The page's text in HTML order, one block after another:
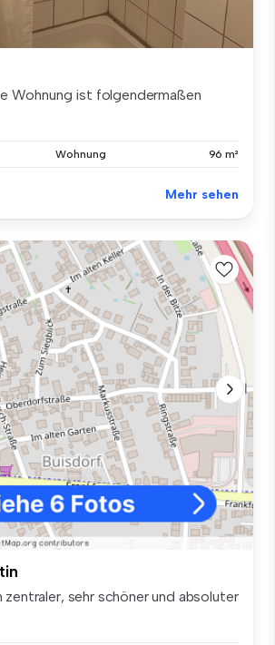
Wohnung ist folgendermaßen
Wohnung 96 m²
Mehr sehen
sehr schöner und absoluter